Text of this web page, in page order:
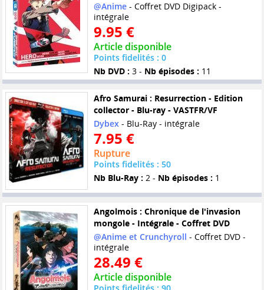
@Anime- Coffret DVD Digipack -
intégrale
9.95 €
Article disponible
Points fidelités : 0
Nb DVD : 3 - Nb épisodes : 11
Afro Samurai : Resurrection - Edition
collector - Blu-ray - VASTFR/VF
Dybex- Blu-Ray - intégrale
7.95 €
Rupture
Points fidelités : 50
Nb Blu-Ray : 2 - Nb épisodes : 1
Angolmois : Chronique de l'invasion
mongole - Intégrale - Coffret DVD
@Anime et Crunchyroll - Coffret DVD -
intégrale
28.49 €
Article disponible